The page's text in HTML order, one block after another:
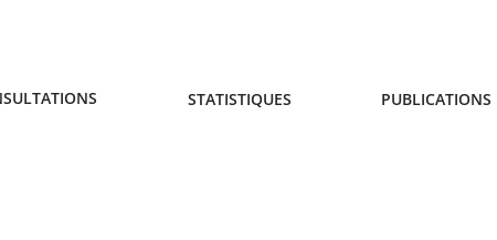
STATISTIQUES PUBLICATIONS